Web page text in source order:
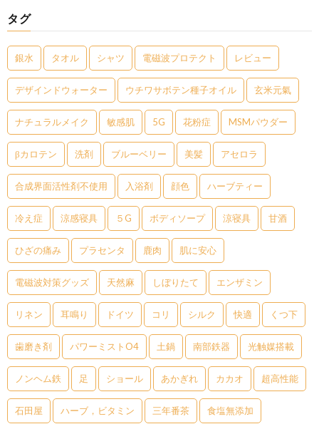
タグ
銀水 タオル シャツ 電磁波プロテクト レビュー
デザインドウォーター ウチワサボテン種子オイル 玄米元氣
ナチュラルメイク 敏感肌 5G 花粉症 MSMパウダー
βカロテン 洗剤 ブルーベリー 美髪 アセロラ
合成界面活性剤不使用 入浴剤 顔色 ハーブティー
冷え症 涼感寝具 ５G ボディソープ 涼寝具 甘酒
ひざの痛み プラセンタ 鹿肉 肌に安心
電磁波対策グッズ 天然麻 しぼりたて エンザミン
リネン 耳鳴り ドイツ コリ シルク 快適 くつ下
歯磨き剤 パワーミストO4 土鍋 南部鉄器 光触媒搭載
ノンヘム鉄 足 ショール あかぎれ カカオ 超高性能
石田屋 ハーブ，ビタミン 三年番茶 食塩無添加